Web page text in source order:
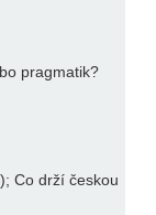
pragmatik?
Co drží českou